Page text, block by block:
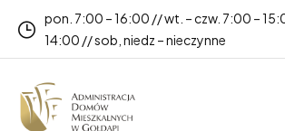
pon. 7:00 – 16:00 // wt. – czw. 7:00 –
14:00 // sob, niedz – nieczynne